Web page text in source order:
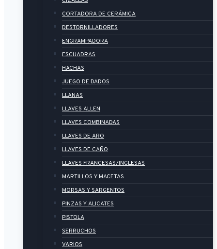
CORTADORA DE CERÁMICA
DESTORNILLADORES
ENGRAMPADORA
ESCUADRAS
HACHAS
JUEGO DE DADOS
LLANAS
LLAVES ALLEN
LLAVES COMBINADAS
LLAVES DE ARO
LLAVES DE CAÑO
LLAVES FRANCESAS/INGLESAS
MARTILLOS Y MACETAS
MORSAS Y SARGENTOS
PINZAS Y ALICATES
PISTOLA
SERRUCHOS
VARIOS